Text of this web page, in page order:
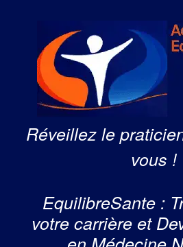
Réveillez le
vous !
EquilibreSante :
votre carrière et